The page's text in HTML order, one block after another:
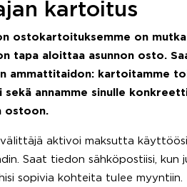
kartoitus
ostokartoituksemme on
tapa aloittaa asunnon osto.
ammattitaidon: kartoitamme
sekä annamme sinulle
ostoon.
välittäjä aktivoi maksutta
Saat tiedon sähköpostiisi, kun
sopivia kohteita tulee myyntiin.